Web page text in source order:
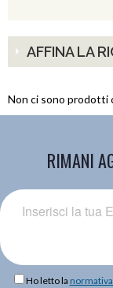
AFFINA LA
Non ci sono prodotti
RIMANI
Ho letto la